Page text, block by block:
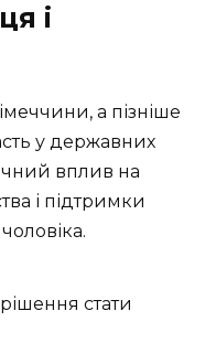
і
а пізніше
у державних
вплив на
і підтримки
стати